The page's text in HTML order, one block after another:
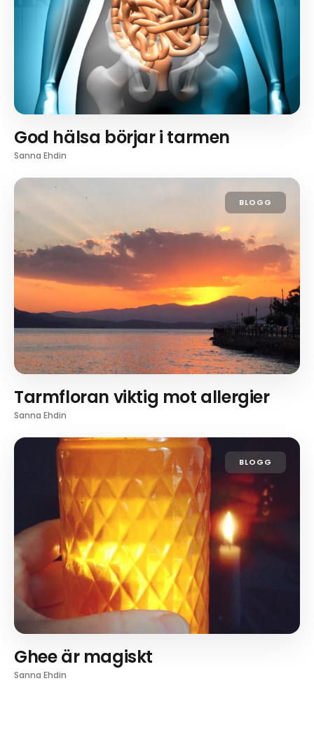
God hälsa börjar i tarmen
Sanna Ehdin
BLOGG
Tarmfloran viktig mot allergier
Sanna Ehdin
BLOGG
Ghee är magiskt
Sanna Ehdin